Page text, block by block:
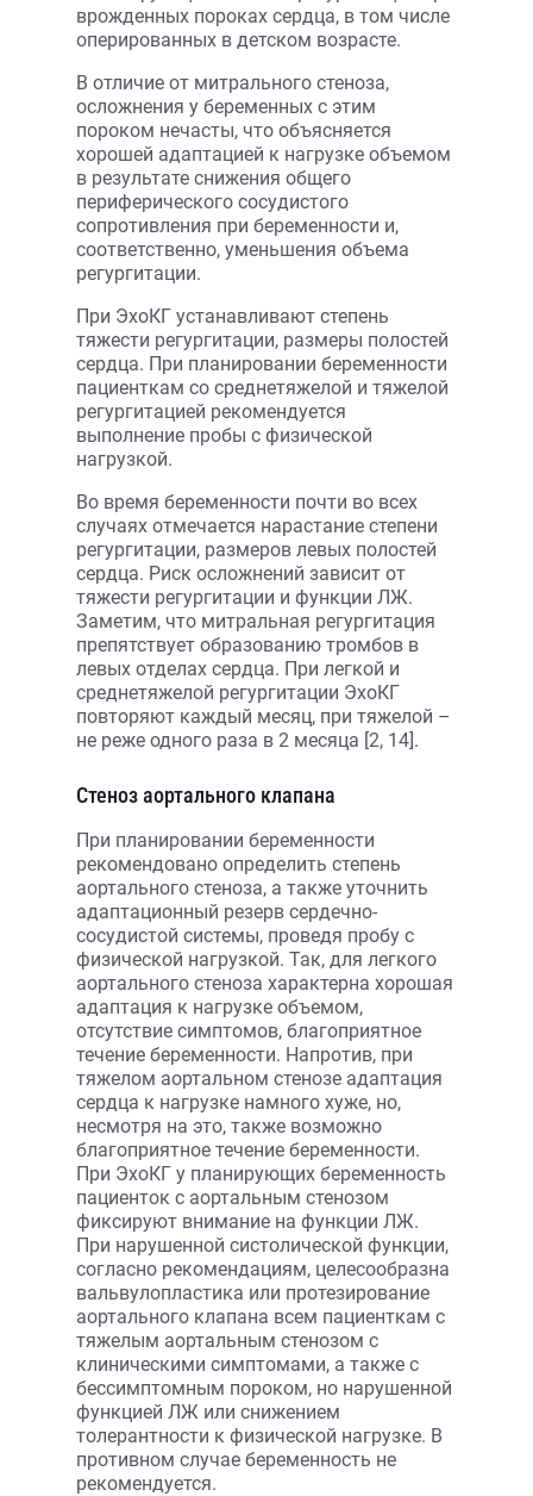
врожденных пороках сердца, в том числе
оперированных в детском возрасте.
В отличие от митрального стеноза,
осложнения у беременных с этим
пороком нечасты, что объясняется
хорошей адаптацией к нагрузке объемом
в результате снижения общего
периферического сосудистого
сопротивления при беременности и,
соответственно, уменьшения объема
регургитации.
При ЭхоКГ устанавливают степень
тяжести регургитации, размеры полостей
сердца. При планировании беременности
пациенткам со среднетяжелой и тяжелой
регургитацией рекомендуется
выполнение пробы с физической
нагрузкой.
Во время беременности почти во всех
случаях отмечается нарастание степени
регургитации, размеров левых полостей
сердца. Риск осложнений зависит от
тяжести регургитации и функции ЛЖ.
Заметим, что митральная регургитация
препятствует образованию тромбов в
левых отделах сердца. При легкой и
среднетяжелой регургитации ЭхоКГ
повторяют каждый месяц, при тяжелой –
не реже одного раза в 2 месяца [2, 14].
Стеноз аортального клапана
При планировании беременности
рекомендовано определить степень
аортального стеноза, а также уточнить
адаптационный резерв сердечно-
сосудистой системы, проведя пробу с
физической нагрузкой. Так, для легкого
аортального стеноза характерна хорошая
адаптация к нагрузке объемом,
отсутствие симптомов, благоприятное
течение беременности. Напротив, при
тяжелом аортальном стенозе адаптация
сердца к нагрузке намного хуже, но,
несмотря на это, также возможно
благоприятное течение беременности.
При ЭхоКГ у планирующих беременность
пациенток с аортальным стенозом
фиксируют внимание на функции ЛЖ.
При нарушенной систолической функции,
согласно рекомендациям, целесообразна
вальвулопластика или протезирование
аортального клапана всем пациенткам с
тяжелым аортальным стенозом с
клиническими симптомами, а также с
бессимптомным пороком, но нарушенной
функцией ЛЖ или снижением
толерантности к физической нагрузке. В
противном случае беременность не
рекомендуется.